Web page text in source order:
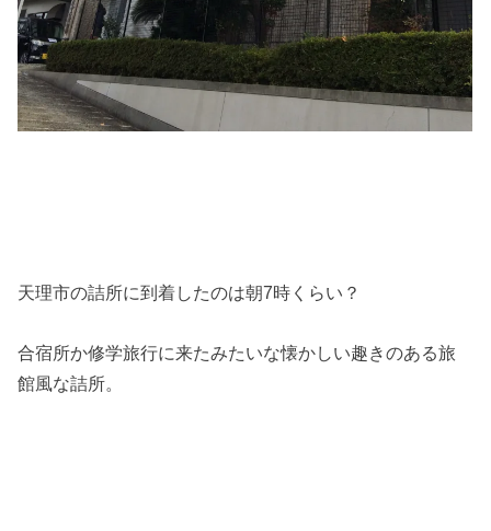
天理市の詰所に到着したのは朝7時くらい？
合宿所か修学旅行に来たみたいな懐かしい趣きのある旅
館風な詰所。